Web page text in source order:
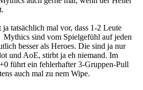
tatsächlich mal vor, dass 1-2 Leute
Mythics sind vom Spielgefühl auf jeden
besser als Heroes. Die sind ja nur
und AoE, stirbt ja eh niemand. Im
führt ein fehlerhafter 3-Gruppen-Pull
auch mal zu nem Wipe.